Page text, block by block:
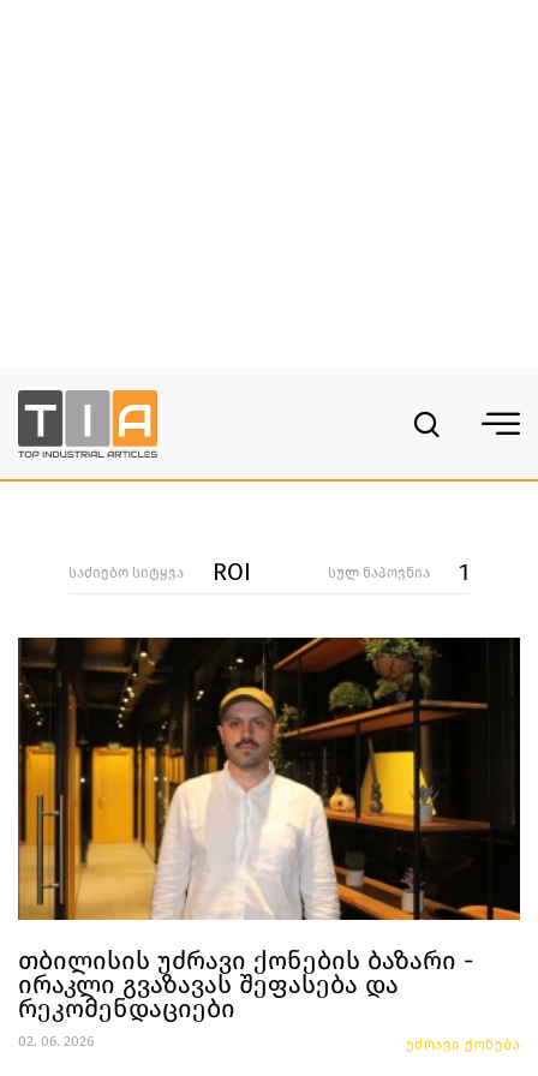
საძიებო სიტყვა ROI სულ ნაპოვნია 1
თბილისის უძრავი ქონების ბაზარი -
ირაკლი გვაზავას შეფასება და
რეკომენდაციები
02. 06. 2026 უძრავი ქონება